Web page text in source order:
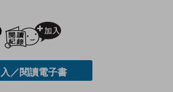
試閲
／閱讀電子書